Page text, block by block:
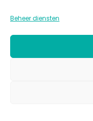
Beheer diensten